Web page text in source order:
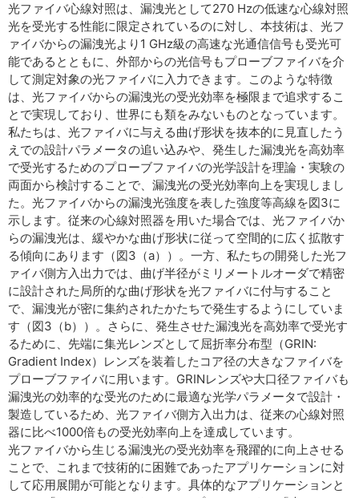
光ファイバ心線対照は、漏洩光として270 Hzの低速な心線対照
光を受光する性能に限定されているのに対し、本技術は、光フ
ァイバからの漏洩光より1 GHz級の高速な光通信信号も受光可
能であるとともに、外部からの光信号もプローブファイバを介
して測定対象の光ファイバに入力できます。このような特徴
は、光ファイバからの漏洩光の受光効率を極限まで追求するこ
とで実現しており、世界にも類をみないものとなっています。
私たちは、光ファイバに与える曲げ形状を抜本的に見直したう
えでの設計パラメータの追い込みや、発生した漏洩光を高効率
で受光するためのプローブファイバの光学設計を理論・実験の
両面から検討することで、漏洩光の受光効率向上を実現しまし
た。光ファイバからの漏洩光強度を表した強度等高線を図3に
示します。従来の心線対照器を用いた場合では、光ファイバか
らの漏洩光は、緩やかな曲げ形状に従って空間的に広く拡散す
る傾向にあります（図3（a））。一方、私たちの開発した光フ
ァイバ側方入出力では、曲げ半径がミリメートルオーダで精密
に設計された局所的な曲げ形状を光ファイバに付与すること
で、漏洩光が密に集約されたかたちで発生するようにしていま
す（図3（b））。さらに、発生させた漏洩光を高効率で受光す
るために、先端に集光レンズとして屈折率分布型（GRIN:
Gradient Index）レンズを装着したコア径の大きなファイバを
プローブファイバに用います。GRINレンズや大口径ファイバも
漏洩光の効率的な受光のために最適な光学パラメータで設計・
製造しているため、光ファイバ側方入出力は、従来の心線対照
器に比べ1000倍もの受光効率向上を達成しています。
光ファイバから生じる漏洩光の受光効率を飛躍的に向上させる
ことで、これまで技術的に困難であったアプリケーションに対
して応用展開が可能となります。具体的なアプリケーションと